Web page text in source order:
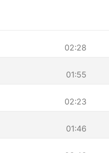
02:28
01:55
02:23
01:46